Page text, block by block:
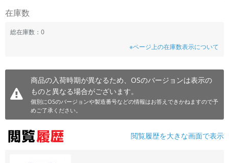
在庫数
総在庫数：0
※ページ上の在庫数表示について
商品の入荷時期が異なるため、OSのバージョンは表示の
ものと異なる場合がございます。
個別にOSのバージョンや製造番号などの情報はお答えできかねますので予
めご了承ください。
閲覧履歴を大きな画面で表示
モニタサイズ
円 ～ 円
発売日